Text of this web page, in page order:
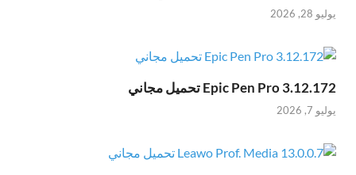
يوليو 28, 2026
Epic Pen Pro 3.12.172 تحميل مجاني
يوليو 7, 2026